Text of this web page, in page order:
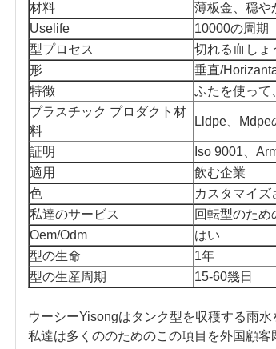
材料
薄板金、穏や
Uselife
10000の周期
型プロセス
切れる血しょ
形
垂直/
特徴
ふたを使って
プラスチック プロダクト材
料
Lldpe、
証明
Iso 9001、
適用
飲む企業
色
カスタマイズ
私達のサービス
回転型のため
Oem/Odm
はい
型の生命
1年
型の生産周期
15-60幾日
ウーシーYisongはタンク型を収穫する雨
私達は多くののためのこの項目を外国顧客